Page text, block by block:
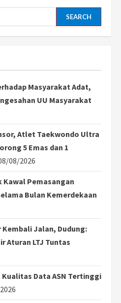
Masyarakat Adat,
UU Masyarakat
Atlet Taekwondo Ultra
5 Emas dan 1
08/2026
Pemasangan
Bulan Kemerdekaan
Jalan, Dudung:
Aturan LTJ Tuntas
Data ASN Tertinggi